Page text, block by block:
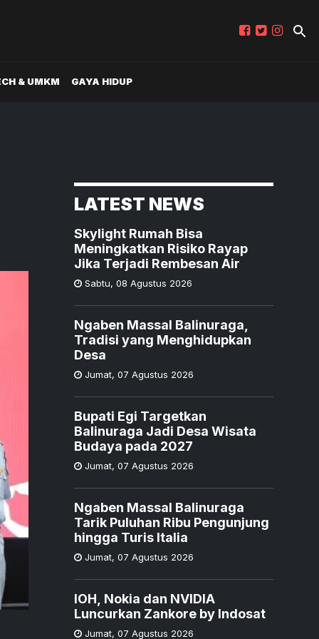
& UMKM GAYA HIDUP
LATEST NEWS
Skylight Rumah Bisa
Meningkatkan Risiko Rayap
Jika Terjadi Rembesan Air
Sabtu, 08 Agustus 2026
Ngaben Massal Balinuraga,
Tradisi yang Menghidupkan
Desa
Jumat, 07 Agustus 2026
Bupati Egi Targetkan
Balinuraga Jadi Desa Wisata
Budaya pada 2027
Jumat, 07 Agustus 2026
Ngaben Massal Balinuraga
Tarik Puluhan Ribu Pengunjung
hingga Turis Italia
Jumat, 07 Agustus 2026
IOH, Nokia dan NVIDIA
Luncurkan Zankore by Indosat
Jumat, 07 Agustus 2026